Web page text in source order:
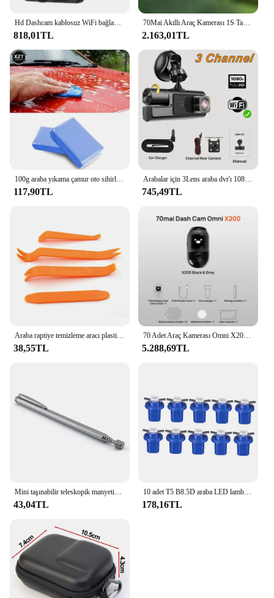
Hd Dashcam kablosuz WiFi bağlantısı ön ve arka çift Lens ile ters Video araba kara kutu
818,01TL
70Mai Akıllı Araç Kamerası 1S Tam Görünüm Yüksek Çözünürlüklü Gece Görüş Sesli Otopark Monitörü Yeni Kurulum Ücretsiz Otomatik Kaydedici
2.163,01TL
100g araba yıkama çamur oto sihirli temiz kil Bar araba temizleme araçları sihirli çamur araba temizleyici el oto yıkama araba çamaşır makinesi
117,90TL
Arabalar için 3Lens araba dvr'ı 1080P HD Dash kamera WIFI Video kaydedici dikiz kamera araç gece görüş kara kutu araba Assecories için
745,49TL
Araba raptiye temizleme aracı plastik Trim Dash kaldırma perçin klipler araba kapı paneli yükleyici kapak Pry onarım raptiye aracı
38,55TL
70 Adet Araç Kamerası Omni X200 360 ° Tam Görünüm Dahili GPS ADAS 70mai Araba DVR X200 Kamera 24H Park Monitörü eMMC Depolama AI Hareket
5.288,69TL
43,04TL
10 adet T5 B8.5D araba LED lamba Smd ölçer 1SMD araba hız pano Dash lamba yan işık LED enstrüman ampuller aksesuarları
178,16TL